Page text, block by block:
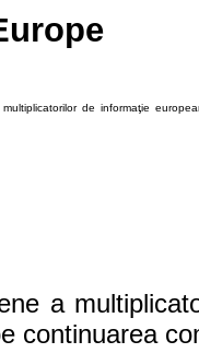
de informaţie
a
continuarea